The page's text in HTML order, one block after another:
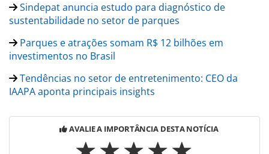
Sindepat anuncia estudo para diagnóstico de
sustentabilidade no setor de parques
Parques e atrações somam R$ 12 bilhões em
investimentos no Brasil
Tendências no setor de entretenimento: CEO da
IAAPA aponta principais insights
AVALIE A IMPORTÂNCIA DESTA NOTÍCIA